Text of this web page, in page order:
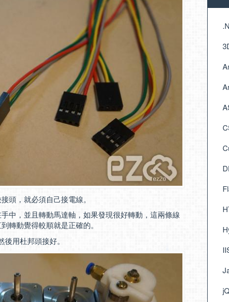
頭，就必須自己接電線。
中，並且轉動馬達軸，如果發現很好轉動，這兩條線
轉動覺得較順就是正確的。
用杜邦頭接好。